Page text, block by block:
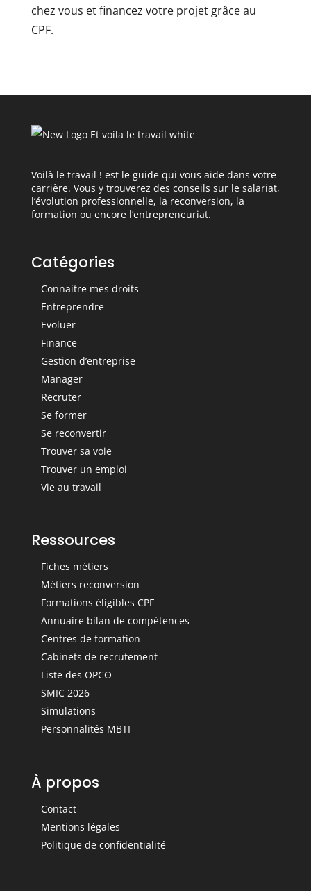
chez vous et financez votre projet grâce au
CPF.
Voilà le travail ! est le guide qui vous aide dans votre
carrière. Vous y trouverez des conseils sur le salariat,
l’évolution professionnelle, la reconversion, la
formation ou encore l’entrepreneuriat.
Catégories
Connaitre mes droits
Entreprendre
Evoluer
Finance
Gestion d’entreprise
Manager
Recruter
Se former
Se reconvertir
Trouver sa voie
Trouver un emploi
Vie au travail
Ressources
Fiches métiers
Métiers reconversion
Formations éligibles CPF
Annuaire bilan de compétences
Centres de formation
Cabinets de recrutement
Liste des OPCO
SMIC 2026
Simulations
Personnalités MBTI
À propos
Contact
Mentions légales
Politique de confidentialité